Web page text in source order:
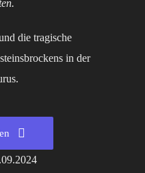
die tragische
in der